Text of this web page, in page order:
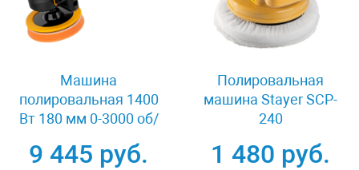
Машина
полировальная 1400
Вт 180 мм 0-3000 об/
27701
9 445 руб.
Полировальная
машина Stayer SCP-
240
1 480 руб.